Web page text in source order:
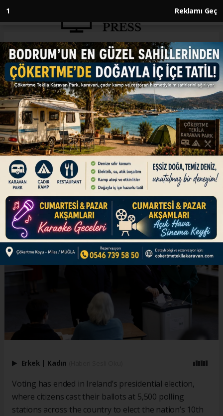
1 Reklamı Geç
Anasayfa ENGLISH
Voting ends in Ireland’s
presidential election
ENGLISH
25.10.2025 - 11:50, Güncelleme: 25.10.2025 - 11:50
Counting to begin Saturday as Ireland awaits
10th president
ABONE OL
Erkek | Kadın
Voting has ended in Ireland’s presidential election,
where citizens cast their ballots at 5,500 polling
stations across the country to elect the nation’s 10th